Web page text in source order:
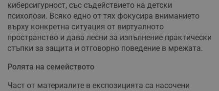
киберсигурност, със съдействието на детски
психолози. Всяко едно от тях фокусира вниманието
върху конкретна ситуация от виртуалното
пространство и дава лесни за изпълнение практически
стъпки за защита и отговорно поведение в мрежата.
Ролята на семейството
Част от материалите в експозицията са насочени